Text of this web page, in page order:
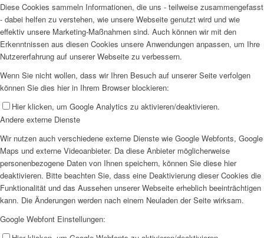
Diese Cookies sammeln Informationen, die uns - teilweise zusammengefasst
- dabei helfen zu verstehen, wie unsere Webseite genutzt wird und wie
effektiv unsere Marketing-Maßnahmen sind. Auch können wir mit den
Erkenntnissen aus diesen Cookies unsere Anwendungen anpassen, um Ihre
Nutzererfahrung auf unserer Webseite zu verbessern.
Wenn Sie nicht wollen, dass wir Ihren Besuch auf unserer Seite verfolgen
können Sie dies hier in Ihrem Browser blockieren:
Hier klicken, um Google Analytics zu aktivieren/deaktivieren.
Andere externe Dienste
Wir nutzen auch verschiedene externe Dienste wie Google Webfonts, Google
Maps und externe Videoanbieter. Da diese Anbieter möglicherweise
personenbezogene Daten von Ihnen speichern, können Sie diese hier
deaktivieren. Bitte beachten Sie, dass eine Deaktivierung dieser Cookies die
Funktionalität und das Aussehen unserer Webseite erheblich beeinträchtigen
kann. Die Änderungen werden nach einem Neuladen der Seite wirksam.
Google Webfont Einstellungen: